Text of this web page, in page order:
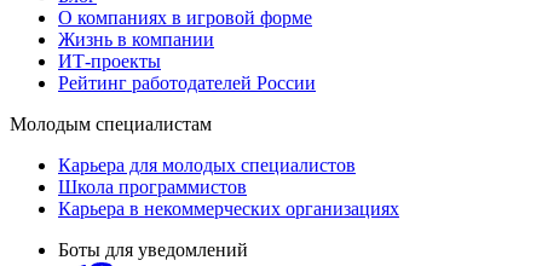
О компаниях в игровой форме
Жизнь в компании
ИТ-проекты
Рейтинг работодателей России
Молодым специалистам
Карьера для молодых специалистов
Школа программистов
Карьера в некоммерческих организациях
Боты для уведомлений